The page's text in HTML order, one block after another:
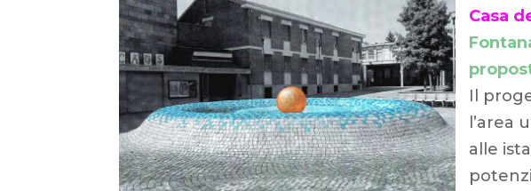
Casa
Il
l’area
alle